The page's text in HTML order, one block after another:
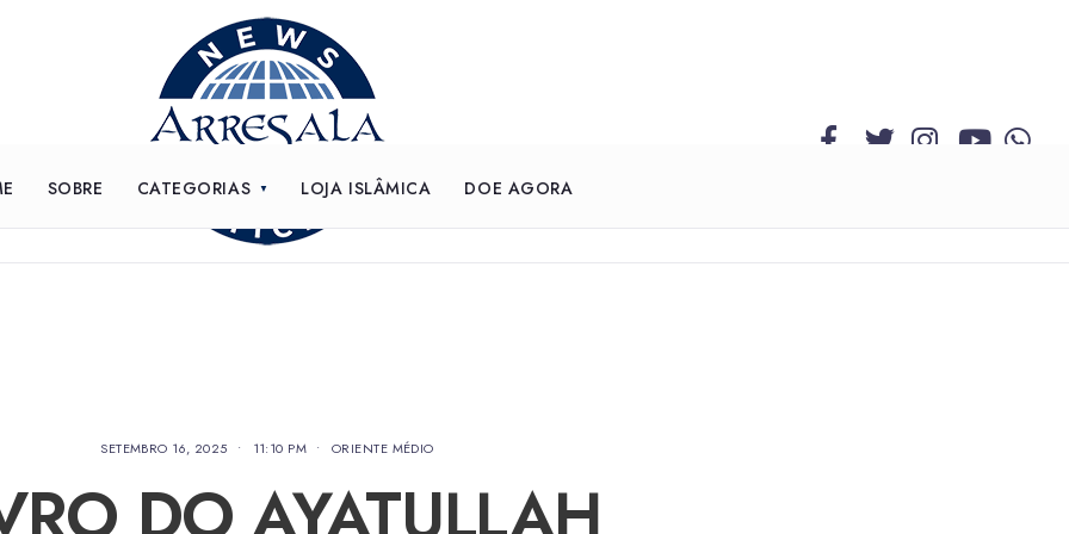
SOBRE CATEGORIAS LOJA ISLÂMICA DOE AGORA
SETEMBRO 16, 2025 • 11:10 PM • ORIENTE MÉDIO